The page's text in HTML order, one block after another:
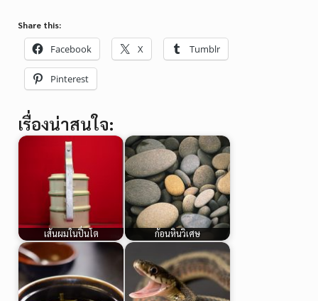
Share this:
Facebook X Tumblr
Pinterest
เรื่องน่าสนใจ:
เส้นผมในปิ่นโต ก้อนหินวิเศษ